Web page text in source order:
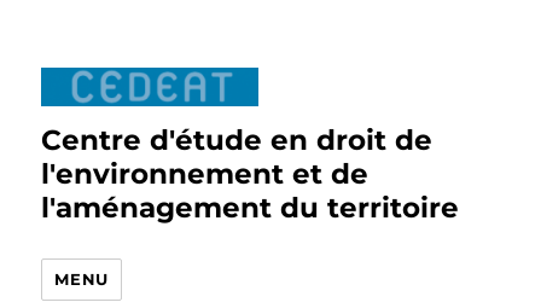
Centre d'étude en droit de
l'environnement et de
l'aménagement du territoire
MENU